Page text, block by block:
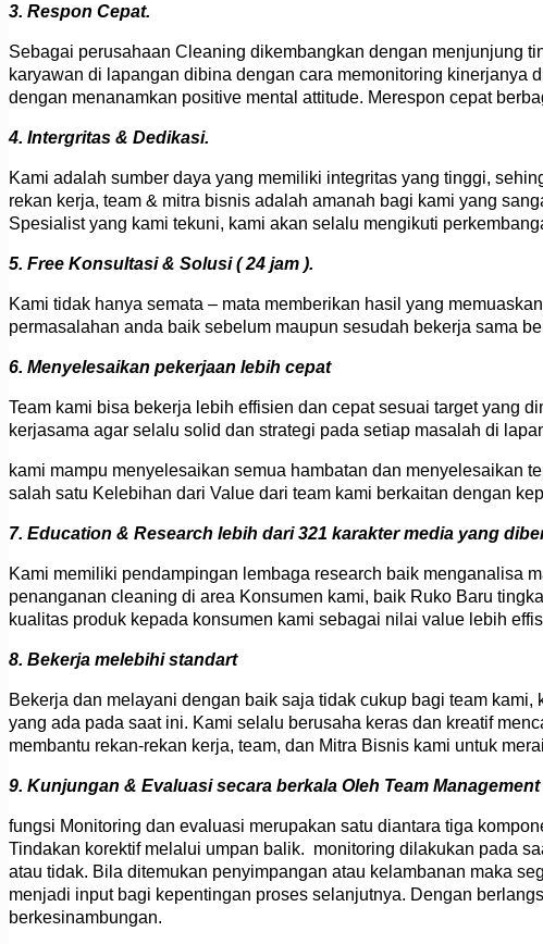
3. Respon Cepat.
Sebagai perusahaan Cleaning dikembangkan dengan menjunjung
karyawan di lapangan dibina dengan cara memonitoring kinerjanya
dengan menanamkan positive mental attitude. Merespon cepat
4. Intergritas & Dedikasi.
Kami adalah sumber daya yang memiliki integritas yang tinggi,
rekan kerja, team & mitra bisnis adalah amanah bagi kami yang
Spesialist yang kami tekuni, kami akan selalu mengikuti
5. Free Konsultasi & Solusi ( 24 jam ).
Kami tidak hanya semata – mata memberikan hasil yang
permasalahan anda baik sebelum maupun sesudah bekerja sama
6. Menyelesaikan pekerjaan lebih cepat
Team kami bisa bekerja lebih effisien dan cepat sesuai target yang
kerjasama agar selalu solid dan strategi pada setiap masalah di
kami mampu menyelesaikan semua hambatan dan menyelesaikan
salah satu Kelebihan dari Value dari team kami berkaitan dengan
7. Education & Research lebih dari 321 karakter media yang
Kami memiliki pendampingan lembaga research baik menganalisa
penanganan cleaning di area Konsumen kami, baik Ruko Baru
kualitas produk kepada konsumen kami sebagai nilai value lebih
8. Bekerja melebihi standart
Bekerja dan melayani dengan baik saja tidak cukup bagi team
yang ada pada saat ini. Kami selalu berusaha keras dan kreatif
membantu rekan-rekan kerja, team, dan Mitra Bisnis kami untuk
9. Kunjungan & Evaluasi secara berkala Oleh Team Management
fungsi Monitoring dan evaluasi merupakan satu diantara tiga
Tindakan korektif melalui umpan balik. monitoring dilakukan pada
atau tidak. Bila ditemukan penyimpangan atau kelambanan maka
menjadi input bagi kepentingan proses selanjutnya. Dengan
berkesinambungan.